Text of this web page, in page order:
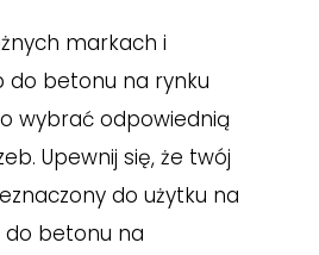
markach i
betonu na rynku
wybrać odpowiednią
Upewnij się, że twój
do użytku na
do betonu na